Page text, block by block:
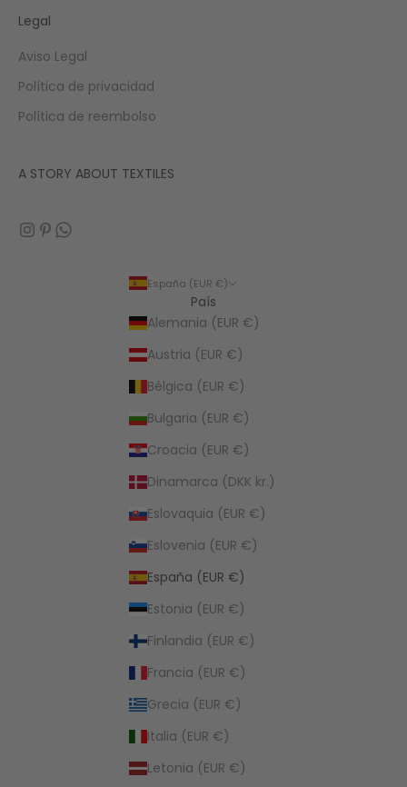
Legal
Aviso Legal
Política de privacidad
Política de reembolso
A STORY ABOUT TEXTILES
España (EUR €)
País
Alemania (EUR €)
Austria (EUR €)
Bélgica (EUR €)
Bulgaria (EUR €)
Croacia (EUR €)
Dinamarca (DKK kr.)
Eslovaquia (EUR €)
Eslovenia (EUR €)
España (EUR €)
Estonia (EUR €)
Finlandia (EUR €)
Francia (EUR €)
Grecia (EUR €)
Italia (EUR €)
Letonia (EUR €)